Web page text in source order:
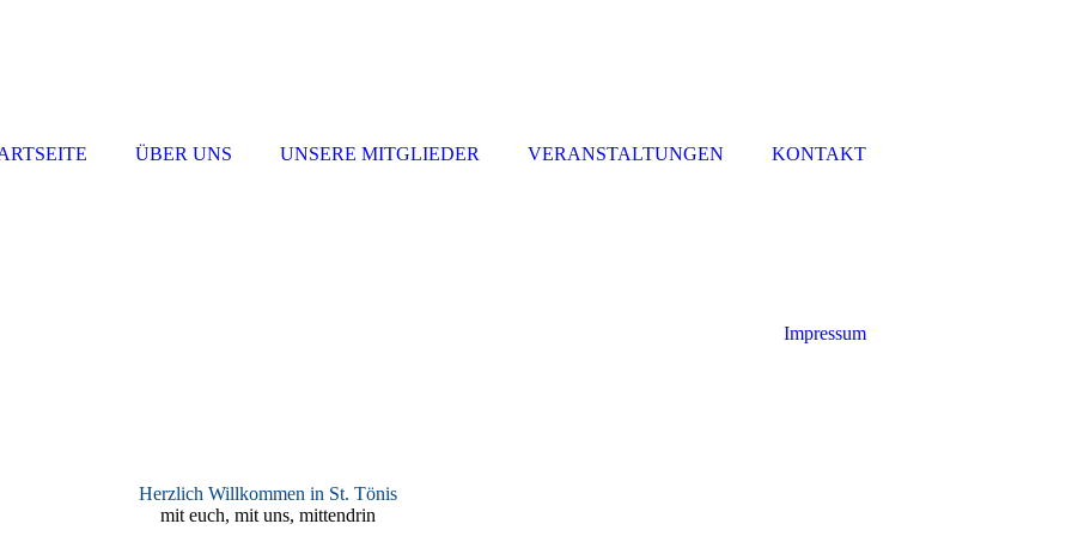
Herzlich Willkommen in St. Tönis
mit euch, mit uns, mittendrin
ÜBER UNS UNSERE MITGLIEDER VERANSTALTUNGEN KONTAKT
Impressum